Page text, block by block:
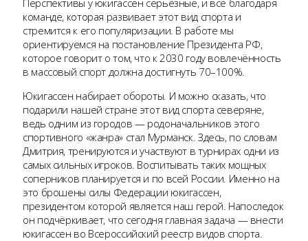
команде, которая развивает этот вид спорта и
стремится к его популяризации. В работе мы
ориентируемся на постановление Президента РФ,
которое говорит о том, что к 2030 году вовлечённость
в массовый спорт должна достигнуть 70–100%.
Юкигассен набирает обороты. И можно сказать, что
подарили нашей стране этот вид спорта северяне,
ведь одним из городов — родоначальников этого
спортивного «жанра» стал Мурманск. Здесь, по словам
Дмитрия, тренируются и участвуют в турнирах одни из
самых сильных игроков. Воспитывать таких мощных
соперников планируется и по всей России. Именно на
это брошены силы Федерации юкигассен,
президентом которой является наш герой. Напоследок
он подчёркивает, что сегодня главная задача — внести
юкигассен во Всероссийский реестр видов спорта.